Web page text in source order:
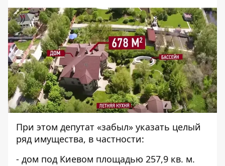
При этом депутат «забыл» указать целый
ряд имущества, в частности:
- дом под Киевом площадью 257,9 кв. м.